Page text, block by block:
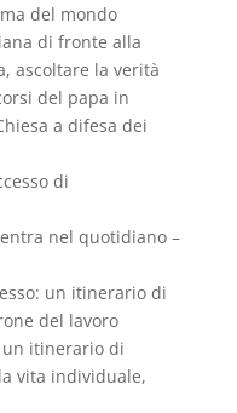
del mondo
di fronte alla
ascoltare la verità
del papa in
a difesa dei
di
nel quotidiano –
un itinerario di
del lavoro
un itinerario di
vita individuale,